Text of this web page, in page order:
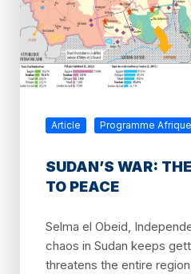
Article Programme Afrique
SUDAN’S WAR:
TO PEACE
Selma el Obeid,
chaos in Sudan keeps
threatens the entire